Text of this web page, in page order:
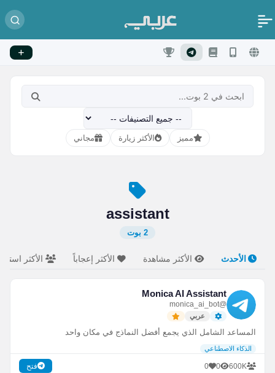
مميز الأكثر زيارة مجاني
assistant
2 بوت
الأحدث الأكثر مشاهدة الأكثر إعجاباً الأكثر
Monica AI Assistant
@monica_ai_bot
عربي
المساعد الشامل الذي يجمع أفضل النماذج في مكان واحد
الذكاء الاصطناعي
600K
0
0 فتح